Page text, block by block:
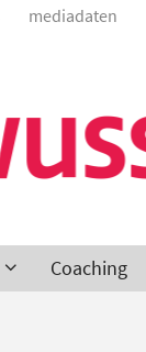
mediadaten
Coaching